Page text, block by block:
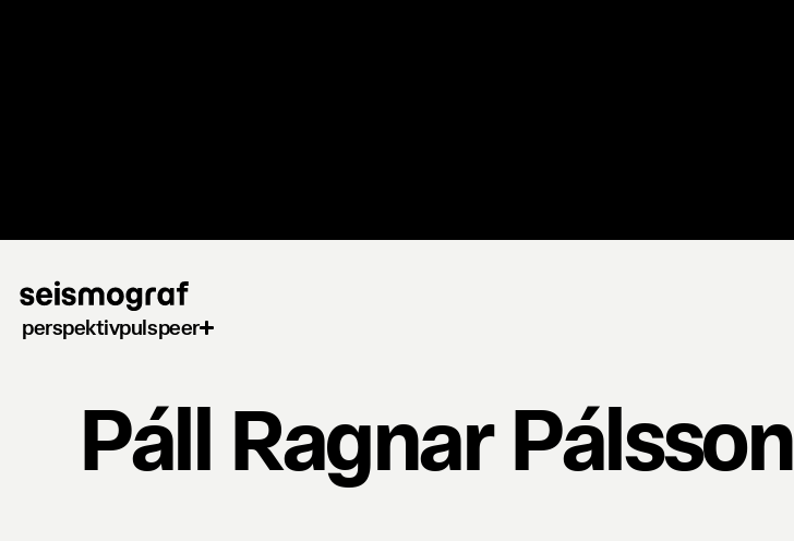
perspektivpulspeer
Páll Ragnar Pálsson